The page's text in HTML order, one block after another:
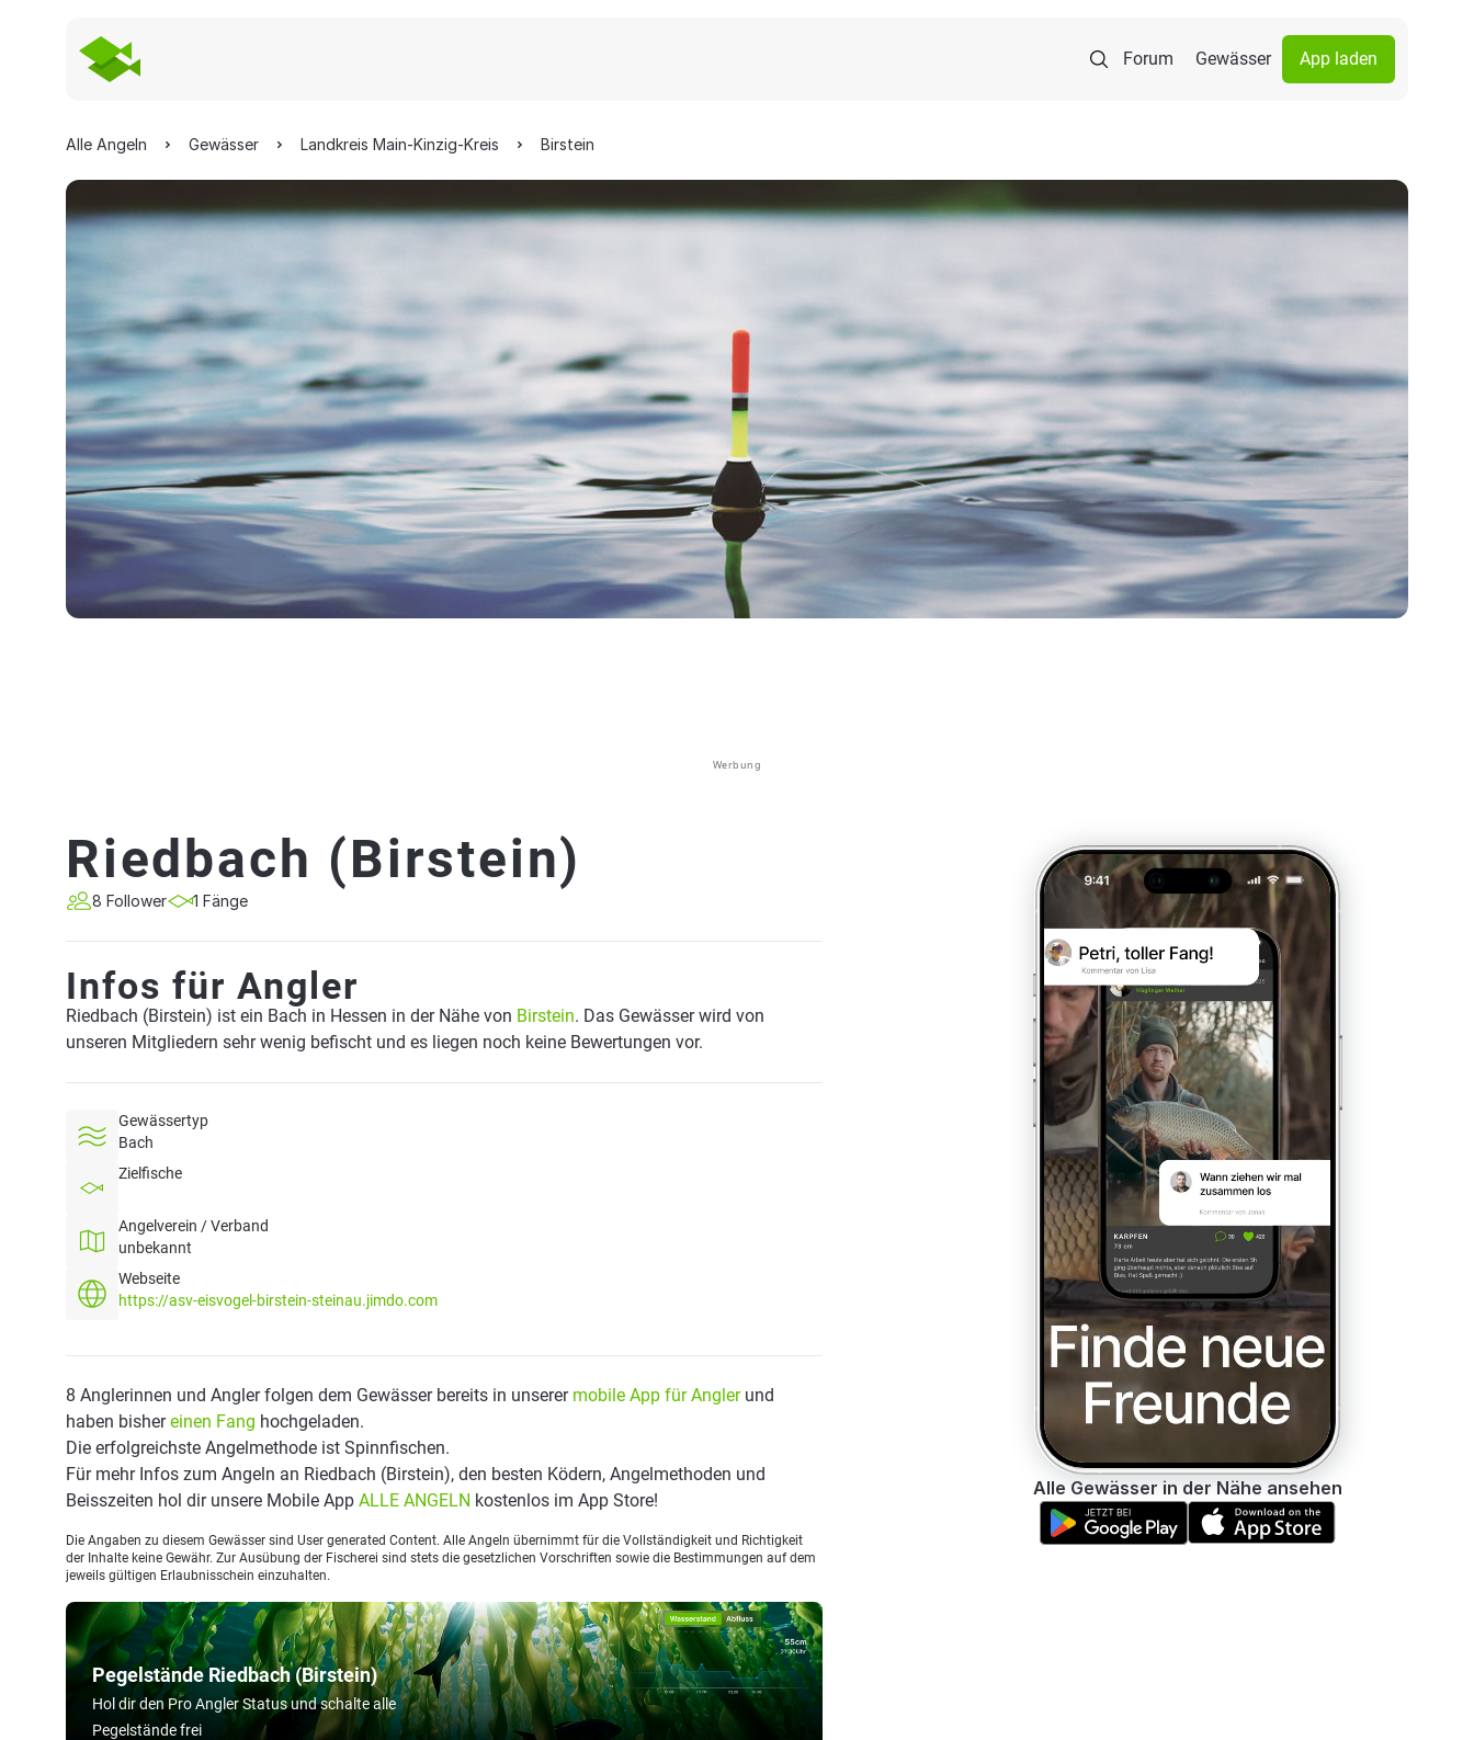
Forum Gewässer App laden
Alle Angeln Gewässer Landkreis Main-Kinzig-Kreis Birstein
Werbung
Riedbach (Birstein)
8 Follower 1 Fänge
Infos für Angler
Riedbach (Birstein) ist ein Bach in Hessen in der Nähe von Birstein. Das Gewässer wird von
unseren Mitgliedern sehr wenig befischt und es liegen noch keine Bewertungen vor.
Gewässertyp
Bach
Zielfische
Angelverein / Verband
unbekannt
Webseite
https://asv-eisvogel-birstein-steinau.jimdo.com
Pegelstände Riedbach (Birstein)
Hol dir den Pro Angler Status und schalte alle
Pegelstände frei
8 Anglerinnen und Angler folgen dem Gewässer bereits in unserer mobile App für Anglerund
haben bishereinen Fang hochgeladen.
Die erfolgreichste Angelmethode ist Spinnfischen.
Für mehr Infos zum Angeln an Riedbach (Birstein), den besten Ködern, Angelmethoden und
Beisszeiten hol dir unsere Mobile App ALLE ANGELN kostenlos im App Store!
Die Angaben zu diesem Gewässer sind User generated Content. Alle Angeln übernimmt für die Vollständigkeit und Richtigkeit
der Inhalte keine Gewähr. Zur Ausübung der Fischerei sind stets die gesetzlichen Vorschriften sowie die Bestimmungen auf dem
jeweils gültigen Erlaubnisschein einzuhalten.
Alle Gewässer in der Nähe ansehen